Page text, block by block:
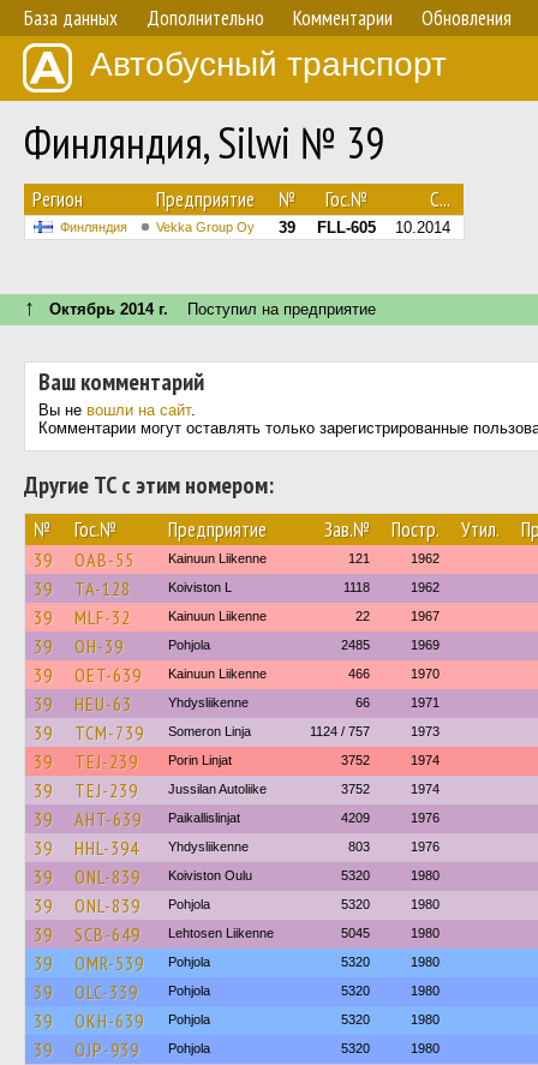
База данных Дополнительно Комментарии Обновления
Автобусный транспорт
Финляндия, Silwi № 39
Регион Предприятие № Гос.№ С...
Финляндия Vekka Group Oy 39 FLL-605 10.2014
↑ Октябрь 2014 г. Поступил на предприятие
Ваш комментарий
Вы не вошли на сайт.
Комментарии могут оставлять только зарегистрированные
Другие ТС с этим номером:
№ Гос.№ Предприятие Зав.№ Постр. Утил.
39 OAB-55 Kainuun Liikenne 121 1962
39 TA-128 Koiviston L 1118 1962
39 MLF-32 Kainuun Liikenne 22 1967
39 OH-39 Pohjola 2485 1969
39 OET-639 Kainuun Liikenne 466 1970
39 HEU-63 Yhdysliikenne 66 1971
39 TCM-739 Someron Linja 1124 / 757 1973
39 TEJ-239 Porin Linjat 3752 1974
39 TEJ-239 Jussilan Autoliike 3752 1974
39 AHT-639 Paikallislinjat 4209 1976
39 HHL-394 Yhdysliikenne 803 1976
39 ONL-839 Koiviston Oulu 5320 1980
39 ONL-839 Pohjola 5320 1980
39 SCB-649 Lehtosen Liikenne 5045 1980
39 OMR-539 Pohjola 5320 1980
39 OLC-339 Pohjola 5320 1980
39 OKH-639 Pohjola 5320 1980
39 OJP-939 Pohjola 5320 1980